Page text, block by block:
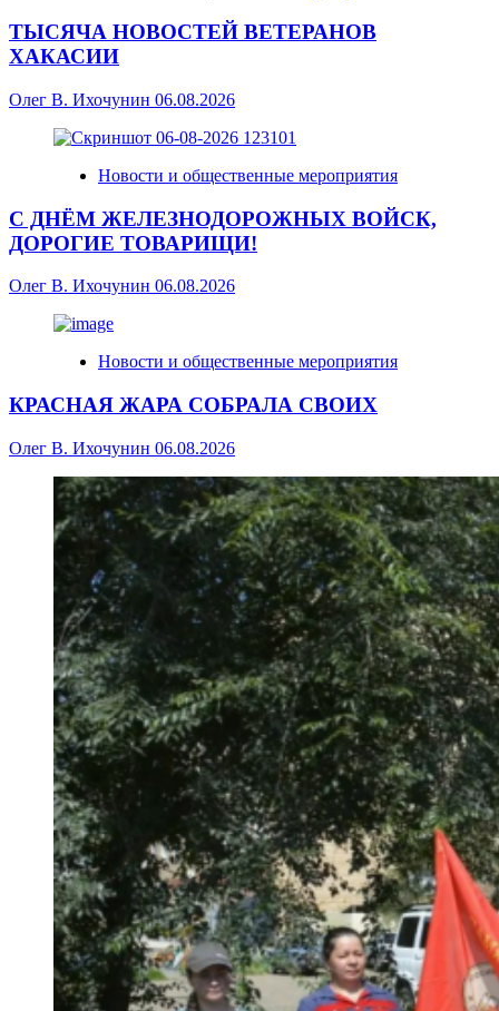
ТЫСЯЧА НОВОСТЕЙ ВЕТЕРАНОВ
ХАКАСИИ
Олег В. Ихочунин 06.08.2026
Новости и общественные мероприятия
С ДНЁМ ЖЕЛЕЗНОДОРОЖНЫХ ВОЙСК,
ДОРОГИЕ ТОВАРИЩИ!
Олег В. Ихочунин 06.08.2026
Новости и общественные мероприятия
КРАСНАЯ ЖАРА СОБРАЛА СВОИХ
Олег В. Ихочунин 06.08.2026